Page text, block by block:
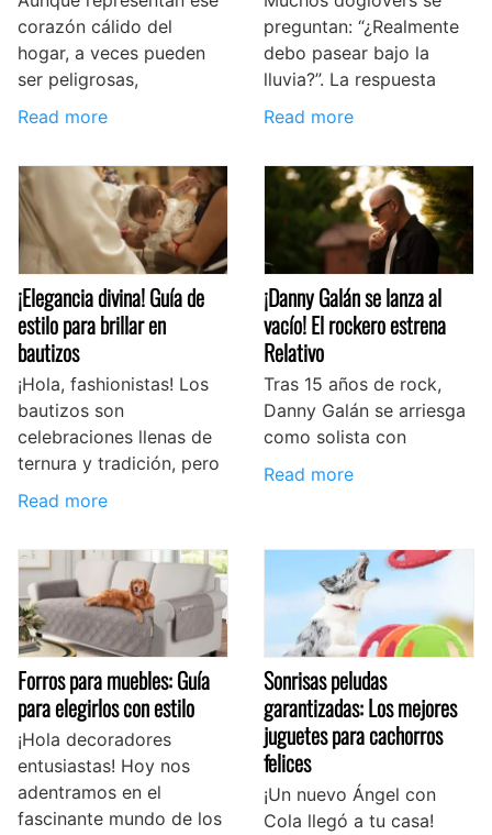
corazón cálido del
hogar, a veces pueden
ser peligrosas,
Read more
preguntan: “¿Realmente
debo pasear bajo la
lluvia?”. La respuesta
Read more
¡Elegancia divina! Guía de
estilo para brillar en
bautizos
¡Hola, fashionistas! Los
bautizos son
celebraciones llenas de
ternura y tradición, pero
Read more
¡Danny Galán se lanza al
vacío! El rockero estrena
Relativo
Tras 15 años de rock,
Danny Galán se arriesga
como solista con
Read more
Forros para muebles: Guía
para elegirlos con estilo
¡Hola decoradores
entusiastas! Hoy nos
adentramos en el
fascinante mundo de los
Sonrisas peludas
garantizadas: Los mejores
juguetes para cachorros
felices
¡Un nuevo Ángel con
Cola llegó a tu casa!